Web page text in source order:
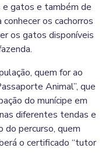
e gatos e também de
conhecer os cachorros
os gatos disponíveis
quem for ao
Animal”, que
do munícipe em
diferentes tendas e
percurso, quem
o certificado “tutor